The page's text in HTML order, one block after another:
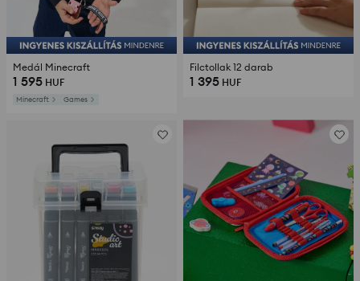
Medál Minecraft
1 595 HUF
Minecraft Games
Filctollak 12 darab
1 395 HUF